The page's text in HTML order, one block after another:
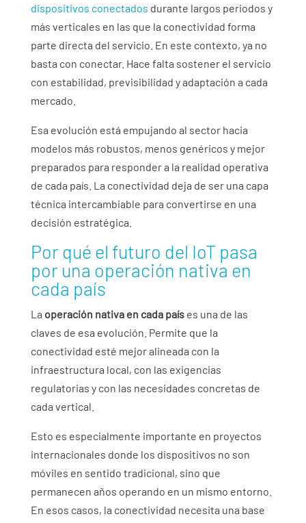
dispositivos conectados durante largos periodos y
más verticales en las que la conectividad forma
parte directa del servicio. En este contexto, ya no
basta con conectar. Hace falta sostener el servicio
con estabilidad, previsibilidad y adaptación a cada
mercado.
Esa evolución está empujando al sector hacia
modelos más robustos, menos genéricos y mejor
preparados para responder a la realidad operativa
de cada país. La conectividad deja de ser una capa
técnica intercambiable para convertirse en una
decisión estratégica.
Por qué el futuro del IoT pasa
por una operación nativa en
cada país
La operación nativa en cada países una de las
claves de esa evolución. Permite que la
conectividad esté mejor alineada con la
infraestructura local, con las exigencias
regulatorias y con las necesidades concretas de
cada vertical.
Esto es especialmente importante en proyectos
internacionales donde los dispositivos no son
móviles en sentido tradicional, sino que
permanecen años operando en un mismo entorno.
En esos casos, la conectividad necesita una base